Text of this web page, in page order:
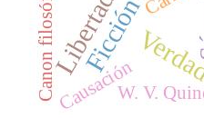
Ficción
Libertad
Canon filosófico W. V.
Causación